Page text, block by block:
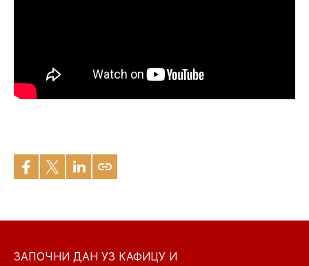
ЗАПОЧНИ ДАН УЗ КАФИЦУ И